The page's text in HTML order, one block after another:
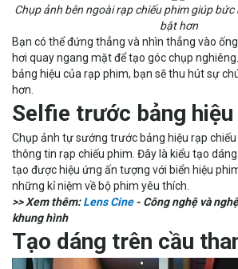
Chụp ảnh bên ngoài rạp chiếu phim giúp
bật hơn
Bạn có thể đứng thẳng và nhìn thẳng vào
hơi quay ngang mặt để tạo góc chụp
bảng hiệu của rạp phim, bạn sẽ thu hút sự
hơn.
Selfie trước bảng hiệu
Chụp ảnh tự sướng trước bảng hiệu rạp
thông tin rạp chiếu phim. Đây là kiểu tạo
tạo được hiệu ứng ấn tượng với biển hiệu
những kỉ niệm về bộ phim yêu thích.
>> Xem thêm:Lens Cine- Công nghệ và
khung hình
Tạo dáng trên cầu